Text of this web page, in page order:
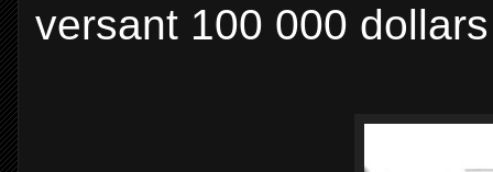
versant 100 000